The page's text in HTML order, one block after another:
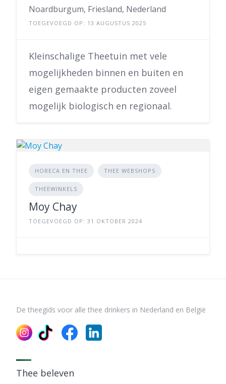
Noardburgum, Friesland, Nederland
TOEGEVOEGD OP: 13 AUGUSTUS 2025
Kleinschalige Theetuin met vele
mogelijkheden binnen en buiten en
eigen gemaakte producten zoveel
mogelijk biologisch en regionaal.
HORECA EN THEE THEE WEBSHOPS
THEEWINKELS
Moy Chay
TOEGEVOEGD OP: 31 OKTOBER 2024
De theegids voor alle thee drinkers in Nederland en België
Thee beleven